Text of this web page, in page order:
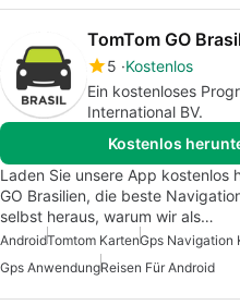
TomTom GO
5 Kostenlos
Ein kostenloses
International BV.
Kostenlos
Laden Sie unsere App kostenlos
GO Brasilien, die beste
selbst heraus, warum wir als…
AndroidTomtom KartenGps Navigation
Gps AnwendungReisen Für Android